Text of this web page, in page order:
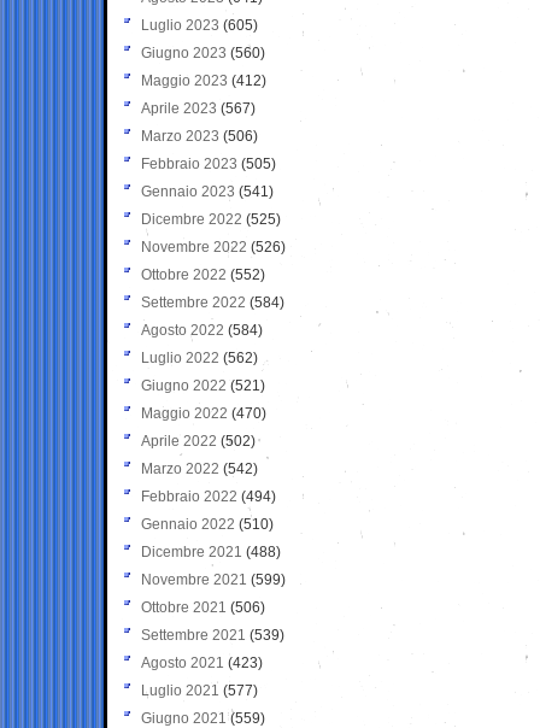
Luglio 2023 (605)
Giugno 2023 (560)
Maggio 2023 (412)
Aprile 2023 (567)
Marzo 2023 (506)
Febbraio 2023 (505)
Gennaio 2023 (541)
Dicembre 2022 (525)
Novembre 2022 (526)
Ottobre 2022 (552)
Settembre 2022 (584)
Agosto 2022 (584)
Luglio 2022 (562)
Giugno 2022 (521)
Maggio 2022 (470)
Aprile 2022 (502)
Marzo 2022 (542)
Febbraio 2022 (494)
Gennaio 2022 (510)
Dicembre 2021 (488)
Novembre 2021 (599)
Ottobre 2021 (506)
Settembre 2021 (539)
Agosto 2021 (423)
Luglio 2021 (577)
Giugno 2021(559)